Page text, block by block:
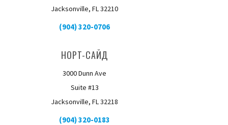
Jacksonville, FL 32210
(904) 320-0706
НОРТ-САЙД
3000 Dunn Ave
Suite #13
Jacksonville, FL 32218
(904) 320-0183